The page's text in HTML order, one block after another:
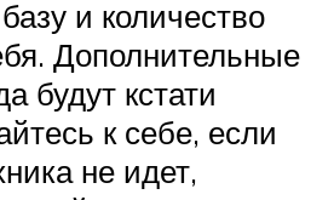
и количество
Дополнительные
будут кстати
к себе, если
не идет,